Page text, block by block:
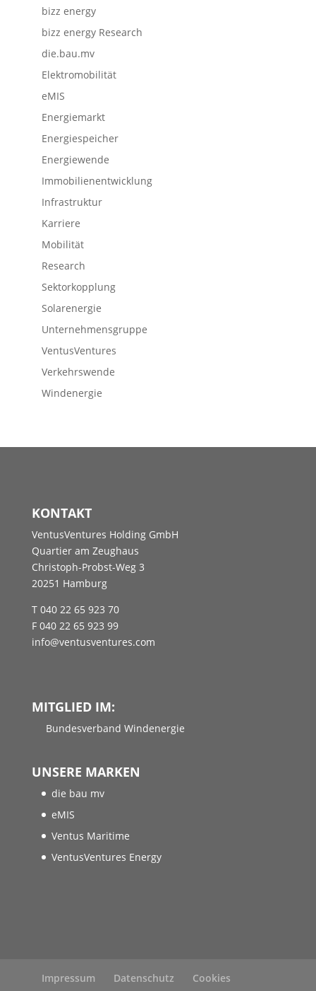
bizz energy
bizz energy Research
die.bau.mv
Elektromobilität
eMIS
Energiemarkt
Energiespeicher
Energiewende
Immobilienentwicklung
Infrastruktur
Karriere
Mobilität
Research
Sektorkopplung
Solarenergie
Unternehmensgruppe
VentusVentures
Verkehrswende
Windenergie
KONTAKT
VentusVentures Holding GmbH
Quartier am Zeughaus
Christoph-Probst-Weg 3
20251 Hamburg
T 040 22 65 923 70
F 040 22 65 923 99
info@ventusventures.com
MITGLIED IM:
Bundesverband Windenergie
UNSERE MARKEN
die bau mv
eMIS
Ventus Maritime
VentusVentures Energy
Impressum Datenschutz Cookies